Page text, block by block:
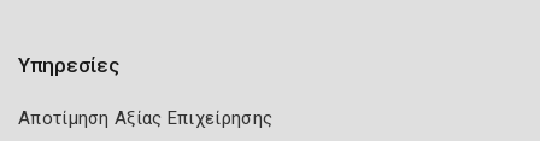
Υπηρεσίες
Αποτίμηση Αξίας Επιχείρησης